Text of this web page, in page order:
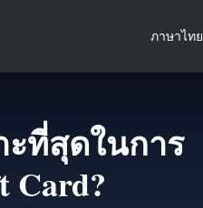
ภาษาไทย
ะที่สุดในการ
Card?